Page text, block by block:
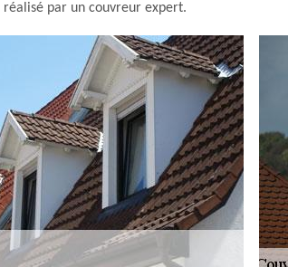
réalisé par un couvreur expert.